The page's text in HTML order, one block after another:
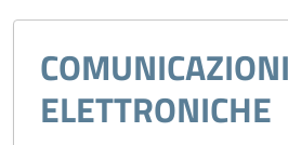
COMUNICAZIONI
ELETTRONICHE